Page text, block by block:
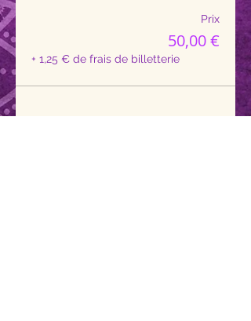
Prix
50,00 €
+ 1,25 € de frais de billetterie